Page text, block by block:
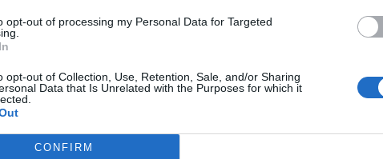
opt-out of processing my Personal Data for Targeted
opt-out of Collection, Use, Retention, Sale, and/or Sharing
Data that Is Unrelated with the Purposes for which it
CONFIRM
(fot. SAMUEL CORUM / POOL / PAP / EPA)
nie odblokują zamrożonych irańskich aktywów przed wdrożeniem
wstępnego układu.
pozyskiwania broni jądrowej.